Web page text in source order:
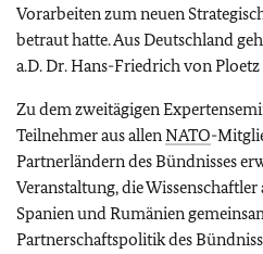
Vorarbeiten zum neuen
betraut hatte. Aus Deutschland
a.D. Dr. Hans-Friedrich von Ploetz
Zu dem zweitägigen
Teilnehmer aus allenNATO-
Partnerländern des Bündnisses
Veranstaltung, die
Spanien und Rumänien
Partnerschaftspolitik des